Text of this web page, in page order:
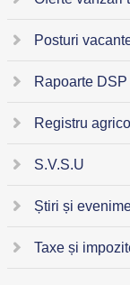
Posturi
Rapoarte DSP
Registru agricol
S.V.S.U
Știri și
Taxe și